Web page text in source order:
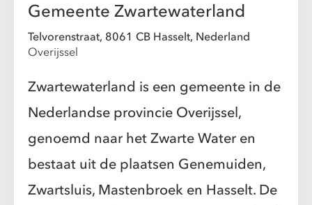
Gemeente Zwartewaterland
Telvorenstraat, 8061 CB Hasselt, Nederland
Overijssel
Zwartewaterland is een gemeente in de
Nederlandse provincie Overijssel,
genoemd naar het Zwarte Water en
bestaat uit de plaatsen Genemuiden,
Zwartsluis, Mastenbroek en Hasselt. De